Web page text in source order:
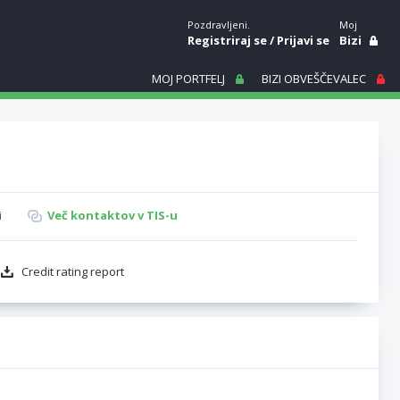
Pozdravljeni.
Registriraj se/Prijavi se
Moj
Bizi
MOJ PORTFELJ BIZI OBVEŠČEVALEC
Več kontaktov v TIS-u
Credit rating report